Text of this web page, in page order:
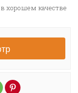
хорошем качестве